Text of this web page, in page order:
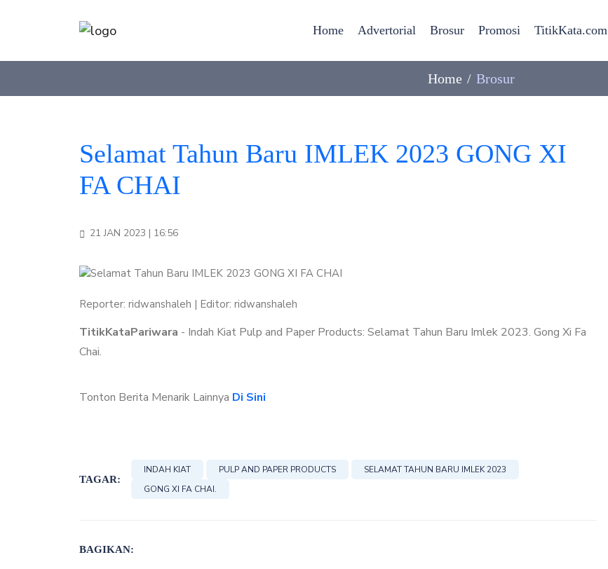
Home Advertorial Brosur Promosi TitikKata.com
Home Brosur
Selamat Tahun Baru IMLEK 2023 GONG XI
FA CHAI
21 JAN 2023 | 16:56
Reporter: ridwanshaleh | Editor: ridwanshaleh
TitikKataPariwara - Indah Kiat Pulp and Paper Products: Selamat Tahun Baru Imlek 2023. Gong Xi Fa
Chai.
Tonton Berita Menarik Lainnya Di Sini
TAGAR:
INDAH KIAT PULP AND PAPER PRODUCTS
SELAMAT TAHUN BARU IMLEK 2023
GONG XI FA CHAI.
BAGIKAN: